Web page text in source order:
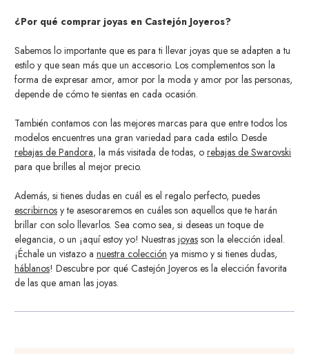
¿Por qué comprar joyas en Castejón Joyeros?
Sabemos lo importante que es para ti llevar joyas que se adapten a tu
estilo y que sean más que un accesorio. Los complementos son la
forma de expresar amor, amor por la moda y amor por las personas,
depende de cómo te sientas en cada ocasión.
También contamos con las mejores marcas para que entre todos los
modelos encuentres una gran variedad para cada estilo. Desde
rebajas de Pandora, la más visitada de todas, o rebajas de Swarovski
para que brilles al mejor precio.
Además, si tienes dudas en cuál es el regalo perfecto, puedes
escribirnos y te asesoraremos en cuáles son aquellos que te harán
brillar con solo llevarlos. Sea como sea, si deseas un toque de
elegancia, o un ¡aquí estoy yo! Nuestras joyas son la elección ideal.
¡Échale un vistazo a nuestra colección ya mismo y si tienes dudas,
háblanos! Descubre por qué Castejón Joyeros es la elección favorita
de las que aman las joyas.